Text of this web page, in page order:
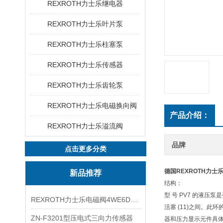
REXROTH力士乐继电器
REXROTH力士乐叶片泵
REXROTH力士乐柱塞泵
REXROTH力士乐传感器
REXROTH力士乐齿轮泵
REXROTH力士乐电磁换向阀
REXROTH力士乐溢流阀
点击更多分类
新品推荐
ZN-F3201型压电式三向力传感器
产品介绍：
品牌
德国REXROTH力士
结构：
型 号 PV7 的液压泵
活塞 (11)之间。此环
器和压力显示元件具